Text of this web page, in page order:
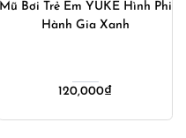
Mũ Bơi Trẻ Em YUKE Hình Phi
Hành Gia Xanh
120,000₫